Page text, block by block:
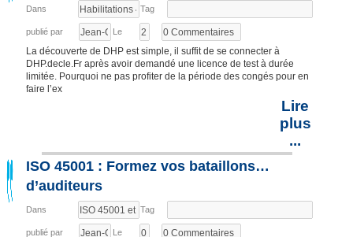
Dans Tag
publié par Le
La découverte de DHP est simple, il suffit de se connecter à
DHP.decle.Fr après avoir demandé une licence de test à durée
limitée. Pourquoi ne pas profiter de la période des congés pour en
faire l’ex
Lire
plus
...
ISO 45001 : Formez vos bataillons…
d’auditeurs
Dans Tag
publié par Le